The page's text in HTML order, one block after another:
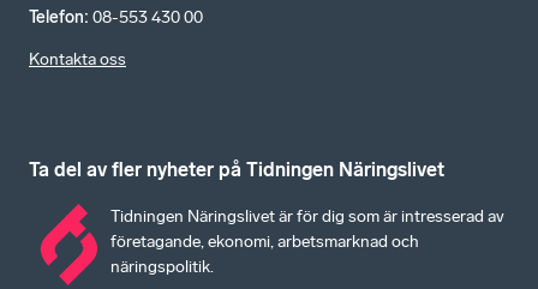
Telefon: 08-553 430 00
Kontakta oss
Ta del av fler nyheter på Tidningen Näringslivet
Tidningen Näringslivet är för dig som är intresserad av
företagande, ekonomi, arbetsmarknad och
näringspolitik.